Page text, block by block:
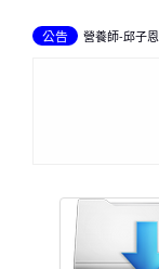
公告 營養師-邱子恩